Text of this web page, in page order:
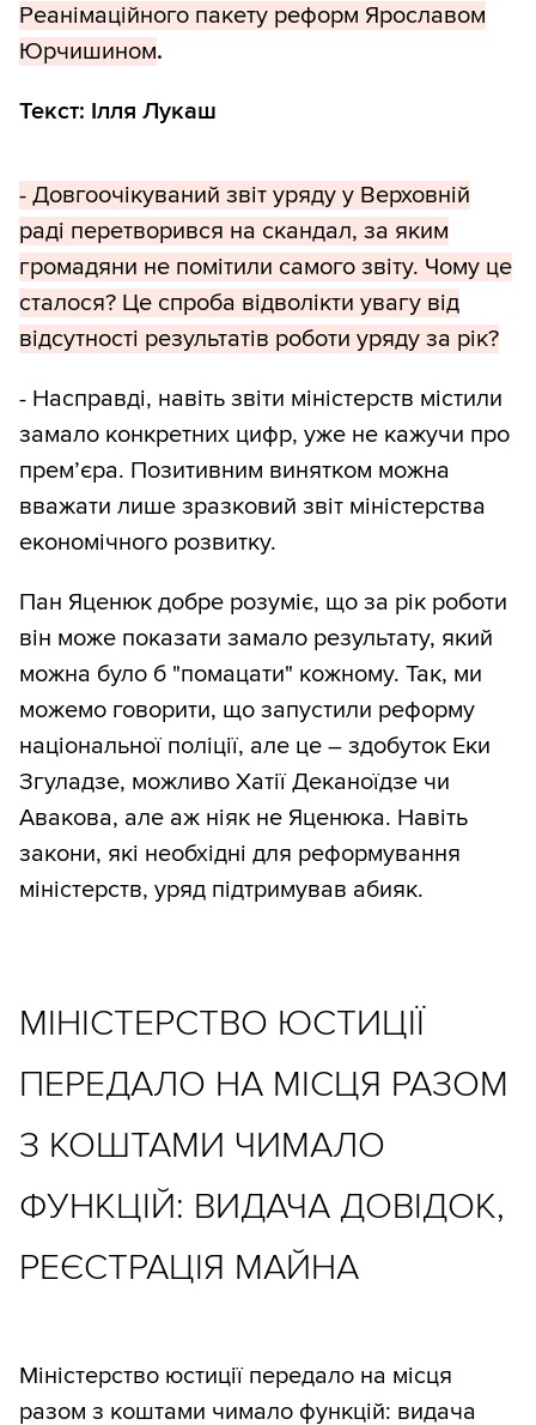
Реанімаційного пакету реформ Ярославом
Юрчишином.
Текст: Ілля Лукаш
- Довгоочікуваний звіт уряду у Верховній
раді перетворився на скандал, за яким
громадяни не помітили самого звіту. Чому це
сталося? Це спроба відволікти увагу від
відсутності результатів роботи уряду за рік?
- Насправді, навіть звіти міністерств містили
замало конкретних цифр, уже не кажучи про
прем’єра. Позитивним винятком можна
вважати лише зразковий звіт міністерства
економічного розвитку.
Пан Яценюк добре розуміє, що за рік роботи
він може показати замало результату, який
можна було б "помацати" кожному. Так, ми
можемо говорити, що запустили реформу
національної поліції, але це – здобуток Еки
Згуладзе, можливо Хатії Деканоїдзе чи
Авакова, але аж ніяк не Яценюка. Навіть
закони, які необхідні для реформування
міністерств, уряд підтримував абияк.
МІНІСТЕРСТВО ЮСТИЦІЇ
ПЕРЕДАЛО НА МІСЦЯ РАЗОМ
З КОШТАМИ ЧИМАЛО
ФУНКЦІЙ: ВИДАЧА ДОВІДОК,
РЕЄСТРАЦІЯ МАЙНА
Міністерство юстиції передало на місця
разом з коштами чимало функцій: видача